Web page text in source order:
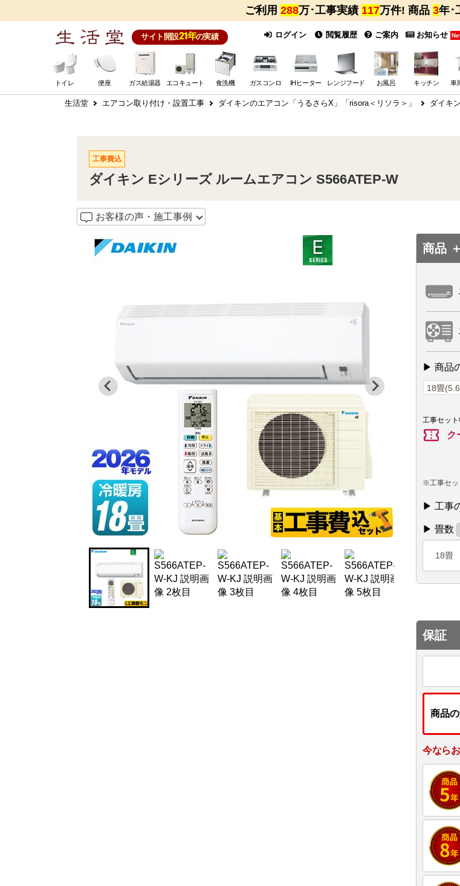
ご利用 288万･工事実績 117万件! 商品 3年･
サイト開設21年の実績 ログイン 閲覧履歴 ご案内 お知らせ
トイレ 便座 ガス給湯器 エコキュート 食洗機 ガスコンロ IHヒーター レンジフード お風呂 キッチン 車
生活堂 エアコン取り付け・設置工事 ダイキンのエアコン「うるさらX」「risora＜リソラ＞」 ダイキ
工事費込
ダイキン Eシリーズ ルームエアコン S566ATEP-W
お客様の声・施工事例
商品
▶ 商品
18畳
工事セット
confirmation_number ク
※工事セッ
▶ 工事
▶ 畳数
18畳
保証
商品
今なら